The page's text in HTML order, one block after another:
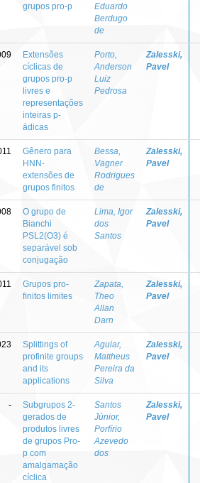
grupos pro-p
Eduardo
Berdugo
de
Extensões
cíclicas de
grupos pro-p
livres e
representações
inteiras p-
ádicas
Porto,
Anderson
Luiz
Pedrosa
Zalesski,
Pavel
Gênero para
HNN-
extensões de
grupos finitos
Bessa,
Vagner
Rodrigues
de
Zalesski,
Pavel
O grupo de
Bianchi
PSL2(O3) é
separável sob
conjugação
Lima, Igor
dos
Santos
Zalesski,
Pavel
Grupos pro-
ﬁnitos limites
Zapata,
Theo
Allan
Darn
Zalesski,
Pavel
Splittings of
profinite groups
and its
applications
Aguiar,
Mattheus
Pereira da
Silva
Zalesski,
Pavel
-
Subgrupos 2-
gerados de
produtos livres
de grupos Pro-
p com
amalgamação
cíclica
Santos
Júnior,
Porfírio
Azevedo
dos
Zalesski,
Pavel